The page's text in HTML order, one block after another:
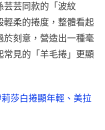
芸芸同款的「波紋
輕柔的捲度，整體看起
於刻意，營造出一種毫
常見的「羊毛捲」更顯
莎白捲顯年輕、美拉